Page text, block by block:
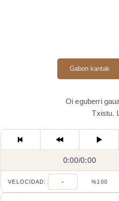
Gabon kantak
Oi eguberri
Txistu.
0:00/
0:00/0:00
VELOCIDAD: - %100